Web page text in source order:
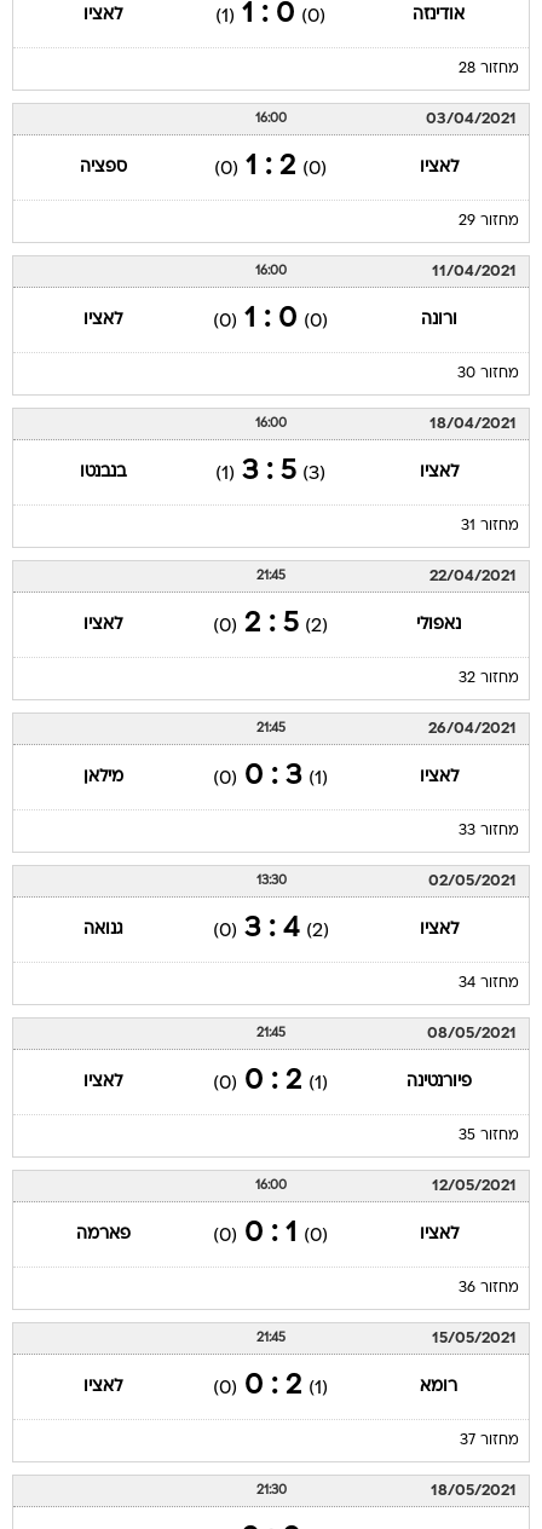
אודינזה (0)
0 : 1
(1) לאציו
מחזור 28
03/04/2021
16:00
לאציו (0)
2 : 1
(0) ספציה
מחזור 29
11/04/2021
16:00
ורונה (0)
0 : 1
(0) לאציו
מחזור 30
18/04/2021
16:00
לאציו (3)
5 : 3
(1) בנבנטו
מחזור 31
22/04/2021
21:45
נאפולי (2)
5 : 2
(0) לאציו
מחזור 32
26/04/2021
21:45
לאציו (1)
3 : 0
(0) מילאן
מחזור 33
02/05/2021
13:30
לאציו (2)
4 : 3
(0) גנואה
מחזור 34
08/05/2021
21:45
פיורנטינה (1)
2 : 0
(0) לאציו
מחזור 35
12/05/2021
16:00
לאציו (0)
1 : 0
(0) פארמה
מחזור 36
15/05/2021
21:45
רומא (1)
2 : 0
(0) לאציו
מחזור 37
18/05/2021
21:30